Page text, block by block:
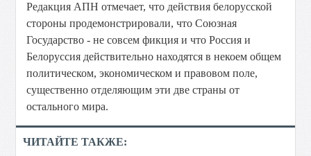
Редакция АПН отмечает, что действия белорусской
стороны продемонстрировали, что Союзная
Государство - не совсем фикция и что Россия и
Белоруссия действительно находятся в некоем общем
политическом, экономическом и правовом поле,
существенно отделяющим эти две страны от
остального мира.
ЧИТАЙТЕ ТАКЖЕ: